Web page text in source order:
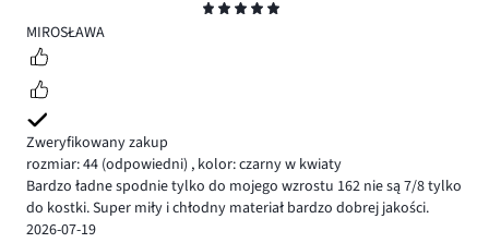
5
MIROSŁAWA
Zweryfikowany zakup
rozmiar: 44 (odpowiedni) , kolor: czarny w kwiaty
Bardzo ładne spodnie tylko do mojego wzrostu 162 nie są 7/8 tylko
do kostki. Super miły i chłodny materiał bardzo dobrej jakości.
2026-07-19